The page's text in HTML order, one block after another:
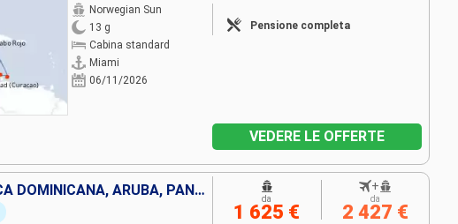
Norwegian Sun
13 g
Cabina standard
Miami
06/11/2026
Pensione completa
VEDERE LE OFFERTE
BAHAMAS, REPUBBLICA DOMINICANA, ARUBA, PANAMA, COSTA RICA, ISOLE CAYMAN, STATI UNITI
da
1 625 €
+
da
2 427 €